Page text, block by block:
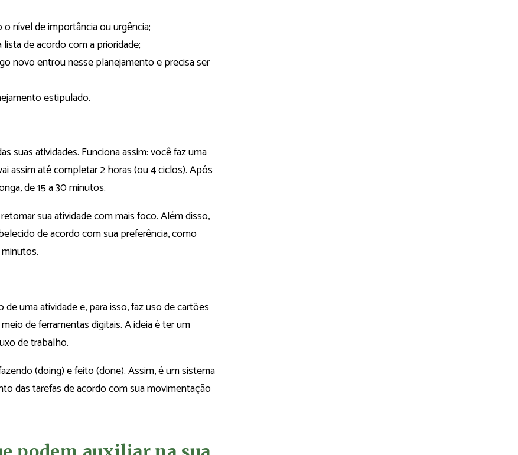
nível de importância ou urgência;
de acordo com a prioridade;
novo entrou nesse planejamento e precisa ser
estipulado.
suas atividades. Funciona assim: você faz uma
assim até completar 2 horas (ou 4 ciclos). Após
de 15 a 30 minutos.
sua atividade com mais foco. Além disso,
de acordo com sua preferência, como
uma atividade e, para isso, faz uso de cartões
de ferramentas digitais. A ideia é ter um
de trabalho.
(doing) e feito (done). Assim, é um sistema
das tarefas de acordo com sua movimentação